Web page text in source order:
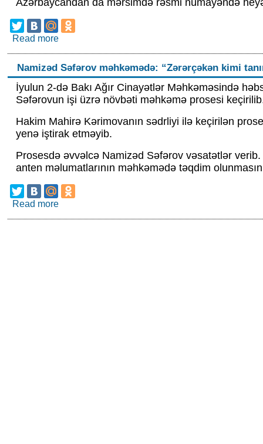
Read moreabout Tehranda Ayətullah Xamenei ilə vida
Namizəd Səfərov məhkəmədə: “Zərərçəkən kimi
İyulun 2-də Bakı Ağır Cinayətlər Məhkəməsində
Səfərovun işi üzrə növbəti məhkəmə prosesi
Hakim Mahirə Kərimovanın sədrliyi ilə keçirilən
yenə iştirak etməyib.
Prosesdə əvvəlcə Namizəd Səfərov vəsatətlər
anten məlumatlarının məhkəmədə təqdim
Read moreabout Namizəd Səfərov məhkəmədə: